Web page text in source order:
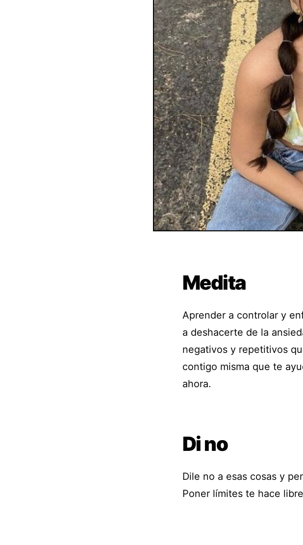
Medita
Aprender a controlar y
a deshacerte de la
negativos y repetitivos
contigo misma que te
ahora.
Di no
Dile no a esas cosas y
Poner límites te hace